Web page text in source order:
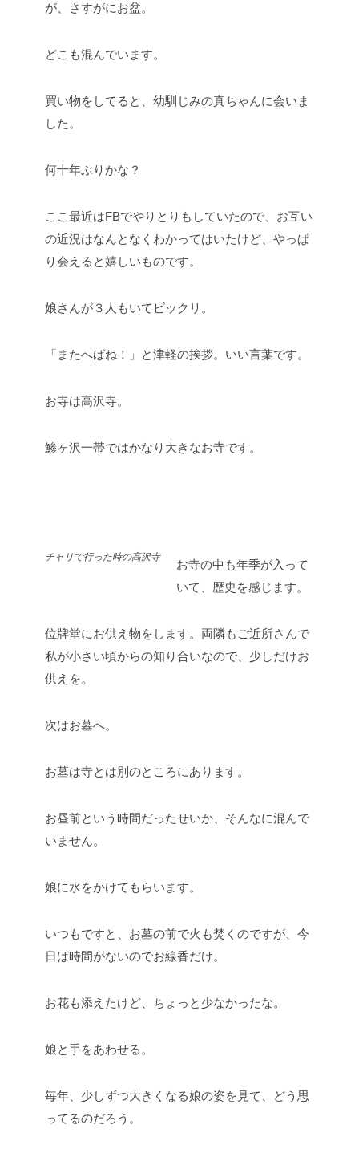
が、さすがにお盆。
どこも混んでいます。
買い物をしてると、幼馴じみの真ちゃんに会いま
した。
何十年ぶりかな？
ここ最近はFBでやりとりもしていたので、お互い
の近況はなんとなくわかってはいたけど、やっぱ
り会えると嬉しいものです。
娘さんが３人もいてビックリ。
「またへばね！」と津軽の挨拶。いい言葉です。
お寺は高沢寺。
鯵ヶ沢一帯ではかなり大きなお寺です。
チャリで行った時の高沢寺
お寺の中も年季が入って
いて、歴史を感じます。
位牌堂にお供え物をします。両隣もご近所さんで
私が小さい頃からの知り合いなので、少しだけお
供えを。
次はお墓へ。
お墓は寺とは別のところにあります。
お昼前という時間だったせいか、そんなに混んで
いません。
娘に水をかけてもらいます。
いつもですと、お墓の前で火も焚くのですが、今
日は時間がないのでお線香だけ。
お花も添えたけど、ちょっと少なかったな。
娘と手をあわせる。
毎年、少しずつ大きくなる娘の姿を見て、どう思
ってるのだろう。